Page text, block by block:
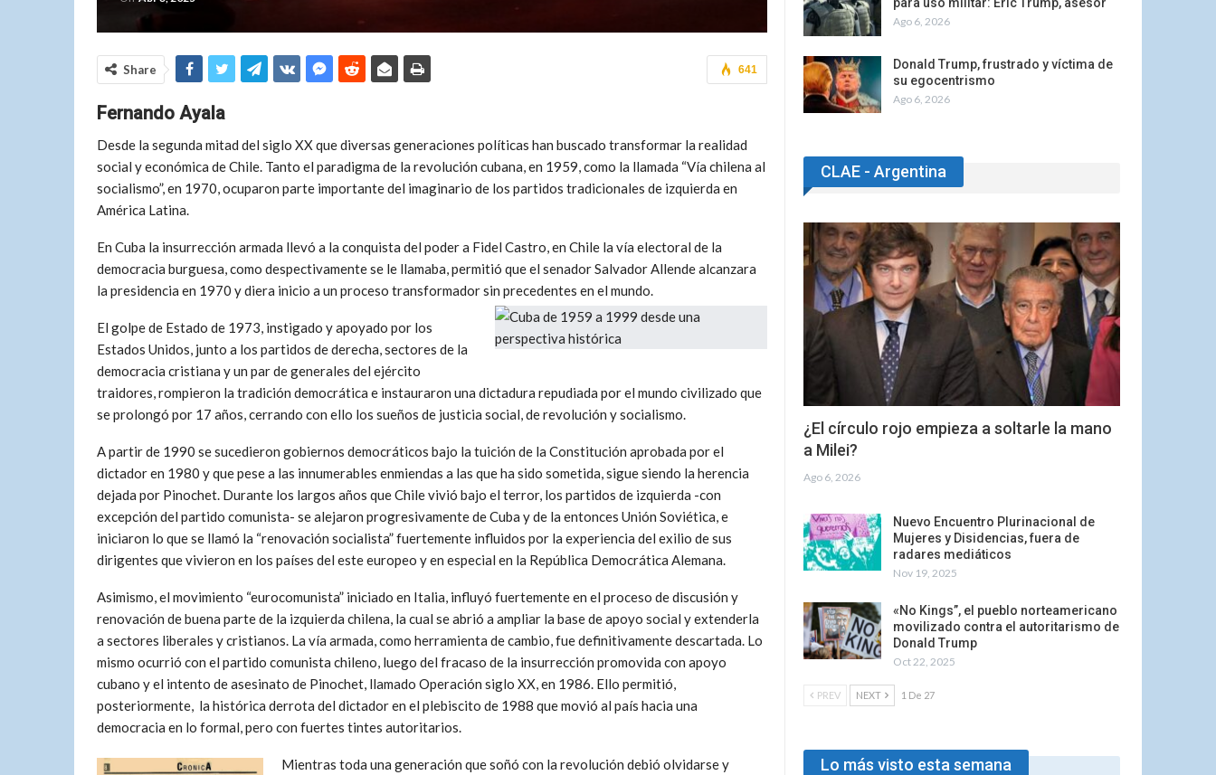
641
Share
Fernando Ayala
Desde la segunda mitad del siglo XX que diversas generaciones políticas han buscado transformar la realidad
social y económica de Chile. Tanto el paradigma de la revolución cubana, en 1959, como la llamada “Vía chilena al
socialismo”, en 1970, ocuparon parte importante del imaginario de los partidos tradicionales de izquierda en
América Latina.
En Cuba la insurrección armada llevó a la conquista del poder a Fidel Castro, en Chile la vía electoral de la
democracia burguesa, como despectivamente se le llamaba, permitió que el senador Salvador Allende alcanzara
la presidencia en 1970 y diera inicio a un proceso transformador sin precedentes en el mundo.
El golpe de Estado de 1973, instigado y apoyado por los
Estados Unidos, junto a los partidos de derecha, sectores de la
democracia cristiana y un par de generales del ejército
traidores, rompieron la tradición democrática e instauraron una dictadura repudiada por el mundo civilizado que
se prolongó por 17 años, cerrando con ello los sueños de justicia social, de revolución y socialismo.
A partir de 1990 se sucedieron gobiernos democráticos bajo la tuición de la Constitución aprobada por el
dictador en 1980 y que pese a las innumerables enmiendas a las que ha sido sometida, sigue siendo la herencia
dejada por Pinochet. Durante los largos años que Chile vivió bajo el terror, los partidos de izquierda -con
excepción del partido comunista- se alejaron progresivamente de Cuba y de la entonces Unión Soviética, e
iniciaron lo que se llamó la “renovación socialista” fuertemente influidos por la experiencia del exilio de sus
dirigentes que vivieron en los países del este europeo y en especial en la República Democrática Alemana.
Asimismo, el movimiento “eurocomunista” iniciado en Italia, influyó fuertemente en el proceso de discusión y
renovación de buena parte de la izquierda chilena, la cual se abrió a ampliar la base de apoyo social y extenderla
a sectores liberales y cristianos. La vía armada, como herramienta de cambio, fue definitivamente descartada. Lo
mismo ocurrió con el partido comunista chileno, luego del fracaso de la insurrección promovida con apoyo
cubano y el intento de asesinato de Pinochet, llamado Operación siglo XX, en 1986. Ello permitió,
posteriormente, la histórica derrota del dictador en el plebiscito de 1988 que movió al país hacia una
democracia en lo formal, pero con fuertes tintes autoritarios.
Mientras toda una generación que soñó con la revolución debió olvidarse y
Ago 6, 2026
Donald Trump, frustrado y víctima de
su egocentrismo
Ago 6, 2026
CLAE - Argentina
¿El círculo rojo empieza a soltarle la mano
a Milei?
Ago 6, 2026
Nuevo Encuentro Plurinacional de
Mujeres y Disidencias, fuera de
radares mediáticos
Nov 19, 2025
«No Kings”, el pueblo norteamericano
movilizado contra el autoritarismo de
Donald Trump
Oct 22, 2025
PREV NEXT 1 De 27
Lo más visto esta semana